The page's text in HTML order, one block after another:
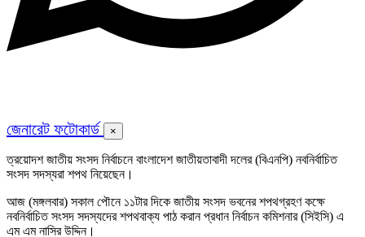
জেনারেট ফটোকার্ড ×
ত্রয়োদশ জাতীয় সংসদ নির্বাচনে বাংলাদেশ জাতীয়তাবাদী দলের (বিএনপি) নবনির্বাচিত
সংসদ সদস্যরা শপথ নিয়েছেন।
আজ (মঙ্গলবার) সকাল পৌনে ১১টার দিকে জাতীয় সংসদ ভবনের শপথগ্রহণ কক্ষে
নবনির্বাচিত সংসদ সদস্যদের শপথবাক্য পাঠ করান প্রধান নির্বাচন কমিশনার (সিইসি) এ
এম এম নাসির উদ্দিন।